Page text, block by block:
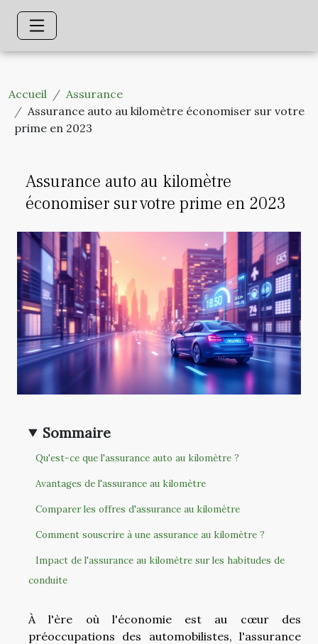
Accueil
Assurance
Assurance auto au kilomètre économiser sur votre
prime en 2023
Assurance auto au kilomètre
économiser sur votre prime en 2023
Sommaire
Qu'est-ce que l'assurance auto au kilomètre ?
Avantages de l'assurance au kilomètre
Comparer les offres d'assurance au kilomètre
Comment souscrire à une assurance au kilomètre ?
Impact de l'assurance au kilomètre sur les habitudes de
conduite
À l'ère où l'économie est au cœur des
préoccupations des automobilistes, l'assurance